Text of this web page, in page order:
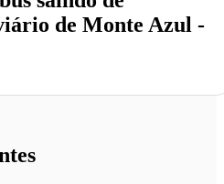
de Monte Azul -